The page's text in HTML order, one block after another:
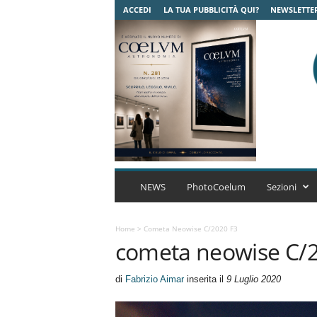
ACCEDI LA TUA PUBBLICITÀ QUI?
C
m
A
r
NEWS PhotoCoelum Sezioni
Home > Cometa Neowise C/2020 F3
cometa neowise C/
di Fabrizio Aimarinserita il 9 Luglio 2020